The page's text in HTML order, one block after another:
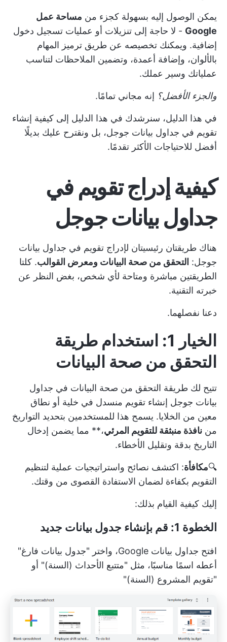
يمكن الوصول إليه بسهولة كجزء من مساحة عمل
Google - لا حاجة إلى تنزيلات أو عمليات تسجيل دخول
إضافية. ويمكنك تخصيصه عن طريق ترميز المهام
بالألوان، وإضافة أعمدة، وتضمين الملاحظات لتناسب
عملياتك وسير عملك.
والجزء الأفضل؟ إنه مجاني تمامًا.
في هذا الدليل، سنرشدك في هذا الدليل إلى كيفية إنشاء
تقويم في جداول بيانات جوجل، بل ونقترح عليك بديلًا
أفضل للاحتياجات الأكثر تقدمًا.
كيفية إدراج تقويم في
جداول بيانات جوجل
هناك طريقتان رئيسيتان لإدراج تقويم في جداول بيانات
جوجل: التحقق من صحة البيانات ومعرض القوالب. كلتا
الطريقتين مباشرة ومتاحة لأي شخص، بغض النظر عن
خبرته التقنية.
دعنا نفصلهما.
الخيار 1: استخدام طريقة
التحقق من صحة البيانات
تتيح لك طريقة التحقق من صحة البيانات في جداول
بيانات جوجل إنشاء تقويم منسدل في خلية أو نطاق
معين من الخلايا. يسمح هذا للمستخدمين بتحديد التواريخ
من نافذة منبثقة للتقويم المرئي،** مما يضمن إدخال
التاريخ بدقة وتقليل الأخطاء.
🔍مكافأة: اكتشف نصائح واستراتيجيات عملية لتنظيم
التقويم بكفاءة لضمان الاستفادة القصوى من وقتك.
إليك كيفية القيام بذلك:
الخطوة 1: قم بإنشاء جدول بيانات جديد
افتح جداول بيانات Google، واختر "جدول بيانات فارغ"
أعطه اسمًا مناسبًا، مثل "متتبع الأحداث (السنة)" أو
"تقويم المشروع (السنة)"